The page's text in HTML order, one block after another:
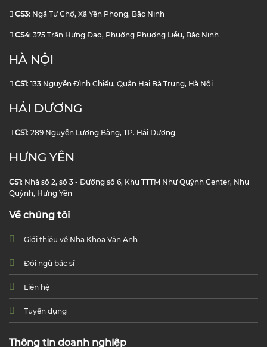
CS3: Ngã Tư Chờ, Xã Yên Phong, Bắc Ninh
CS4: 375 Trần Hưng Đạo, Phường Phương Liễu, Bắc Ninh
HÀ NỘI
CS1: 133 Nguyễn Đình Chiểu, Quận Hai Bà Trưng, Hà Nội
HẢI DƯƠNG
CS1: 289 Nguyễn Lương Bằng, TP. Hải Dương
HƯNG YÊN
CS1: Nhà số 2, số 3 - Đường số 6, Khu TTTM Như Quỳnh Center, Như
Quỳnh, Hưng Yên
Về chúng tôi
Giới thiệu về Nha Khoa Vân Anh
Đội ngũ bác sĩ
Liên hệ
Tuyển dụng
Thông tin doanh nghiệp